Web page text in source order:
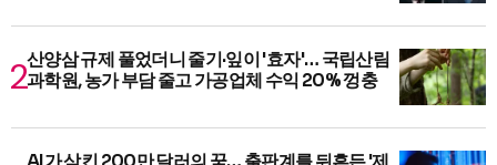
산양삼 규제 풀었더니 줄기·잎이 '효자'… 국립산림
과학원, 농가 부담 줄고 가공업체 수익 20% 껑충